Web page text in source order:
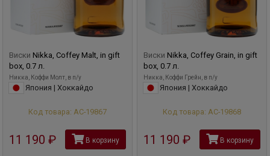
Виски Nikka, Coffey Malt, in gift
box, 0.7 л.
Никка, Коффи Молт, в п/у
Япония | Хоккайдо
Код товара: АС-19867
11 190 рубВ корзину
Виски Nikka, Coffey Grain, in gift
box, 0.7 л.
Никка, Коффи Грейн, в п/у
Япония | Хоккайдо
Код товара: АС-19868
11 190 рубВ корзину